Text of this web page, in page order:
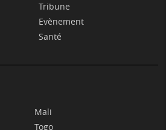
Tribune
Evènement
Santé
Mali
Togo